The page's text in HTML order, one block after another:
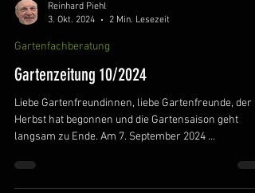
Reinhard Piehl
3. Okt. 2024
2 Min. Lesezeit
Gartenfachberatung
Gartenzeitung 10/2024
Liebe Gartenfreundinnen, liebe Gartenfreunde, der
Herbst hat begonnen und die Gartensaison geht
langsam zu Ende. Am 7. September 2024 ...